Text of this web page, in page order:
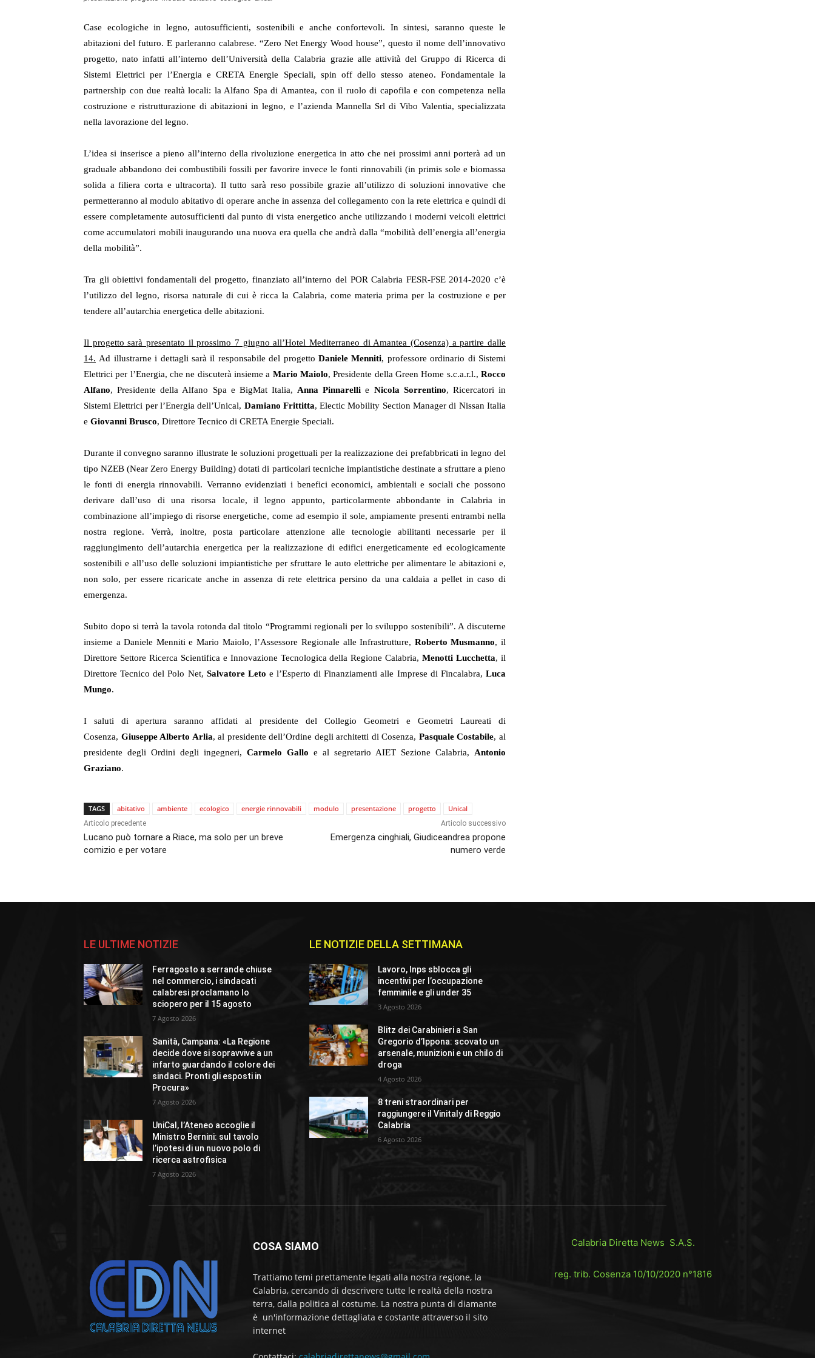
Case ecologiche in legno, autosufficienti, sostenibili e anche confortevoli. In sintesi, saranno queste le
abitazioni del futuro. E parleranno calabrese. “Zero Net Energy Wood house”, questo il nome dell’innovativo
progetto, nato infatti all’interno dell’Università della Calabria grazie alle attività del Gruppo di Ricerca di
Sistemi Elettrici per l’Energia e CRETA Energie Speciali, spin off dello stesso ateneo. Fondamentale la
partnership con due realtà locali: la Alfano Spa di Amantea, con il ruolo di capofila e con competenza nella
costruzione e ristrutturazione di abitazioni in legno, e l’azienda Mannella Srl di Vibo Valentia, specializzata
nella lavorazione del legno.
L’idea si inserisce a pieno all’interno della rivoluzione energetica in atto che nei prossimi anni porterà ad un
graduale abbandono dei combustibili fossili per favorire invece le fonti rinnovabili (in primis sole e biomassa
solida a filiera corta e ultracorta). Il tutto sarà reso possibile grazie all’utilizzo di soluzioni innovative che
permetteranno al modulo abitativo di operare anche in assenza del collegamento con la rete elettrica e quindi di
essere completamente autosufficienti dal punto di vista energetico anche utilizzando i moderni veicoli elettrici
come accumulatori mobili inaugurando una nuova era quella che andrà dalla “mobilità dell’energia all’energia
della mobilità”.
Tra gli obiettivi fondamentali del progetto, finanziato all’interno del POR Calabria FESR-FSE 2014-2020 c’è
l’utilizzo del legno, risorsa naturale di cui è ricca la Calabria, come materia prima per la costruzione e per
tendere all’autarchia energetica delle abitazioni.
Il progetto sarà presentato il prossimo 7 giugno all’Hotel Mediterraneo di Amantea (Cosenza) a partire dalle
14. Ad illustrarne i dettagli sarà il responsabile del progettoDaniele Menniti, professore ordinario di Sistemi
Elettrici per l’Energia, che ne discuterà insieme a Mario Maiolo, Presidente della Green Home s.c.a.r.l.,Rocco
Alfano, Presidente della Alfano Spa e BigMat Italia, Anna Pinnarelli e Nicola Sorrentino, Ricercatori in
Sistemi Elettrici per l’Energia dell’Unical, Damiano Frittitta, Electic Mobility Section Manager di Nissan Italia
e Giovanni Brusco, Direttore Tecnico di CRETA Energie Speciali.
Durante il convegno saranno illustrate le soluzioni progettuali per la realizzazione dei prefabbricati in legno del
tipo NZEB (Near Zero Energy Building) dotati di particolari tecniche impiantistiche destinate a sfruttare a pieno
le fonti di energia rinnovabili. Verranno evidenziati i benefici economici, ambientali e sociali che possono
derivare dall’uso di una risorsa locale, il legno appunto, particolarmente abbondante in Calabria in
combinazione all’impiego di risorse energetiche, come ad esempio il sole, ampiamente presenti entrambi nella
nostra regione. Verrà, inoltre, posta particolare attenzione alle tecnologie abilitanti necessarie per il
raggiungimento dell’autarchia energetica per la realizzazione di edifici energeticamente ed ecologicamente
sostenibili e all’uso delle soluzioni impiantistiche per sfruttare le auto elettriche per alimentare le abitazioni e,
non solo, per essere ricaricate anche in assenza di rete elettrica persino da una caldaia a pellet in caso di
emergenza.
Subito dopo si terrà la tavola rotonda dal titolo “Programmi regionali per lo sviluppo sostenibili”. A discuterne
insieme a Daniele Menniti e Mario Maiolo, l’Assessore Regionale alle Infrastrutture, Roberto Musmanno, il
Direttore Settore Ricerca Scientifica e Innovazione Tecnologica della Regione Calabria,Menotti Lucchetta, il
Direttore Tecnico del Polo Net, Salvatore Leto e l’Esperto di Finanziamenti alle Imprese di Fincalabra,Luca
Mungo.
I saluti di apertura saranno affidati al presidente del Collegio Geometri e Geometri Laureati di
Cosenza, Giuseppe Alberto Arlia, al presidente dell’Ordine degli architetti di Cosenza, Pasquale Costabile, al
presidente degli Ordini degli ingegneri, Carmelo Gallo e al segretario AIET Sezione Calabria, Antonio
Graziano.
TAGS abitativo ambiente ecologico energie rinnovabili modulo presentazione progetto Unical
Articolo precedente
Lucano può tornare a Riace, ma solo per un breve
comizio e per votare
Articolo successivo
Emergenza cinghiali, Giudiceandrea propone
numero verde
LE ULTIME NOTIZIE
Ferragosto a serrande chiuse
nel commercio, i sindacati
calabresi proclamano lo
sciopero per il 15 agosto
7 Agosto 2026
Sanità, Campana: «La Regione
decide dove si sopravvive a un
infarto guardando il colore dei
sindaci. Pronti gli esposti in
Procura»
7 Agosto 2026
UniCal, l’Ateneo accoglie il
Ministro Bernini: sul tavolo
l’ipotesi di un nuovo polo di
ricerca astrofisica
7 Agosto 2026
LE NOTIZIE DELLA SETTIMANA
Lavoro, Inps sblocca gli
incentivi per l’occupazione
femminile e gli under 35
3 Agosto 2026
Blitz dei Carabinieri a San
Gregorio d’Ippona: scovato un
arsenale, munizioni e un chilo di
droga
4 Agosto 2026
8 treni straordinari per
raggiungere il Vinitaly di Reggio
Calabria
6 Agosto 2026
COSA SIAMO
Trattiamo temi prettamente legati alla nostra regione, la
Calabria, cercando di descrivere tutte le realtà della nostra
terra, dalla politica al costume. La nostra punta di diamante
è un'informazione dettagliata e costante attraverso il sito
internet
Calabria Diretta News S.A.S.
reg. trib. Cosenza 10/10/2020 n°1816